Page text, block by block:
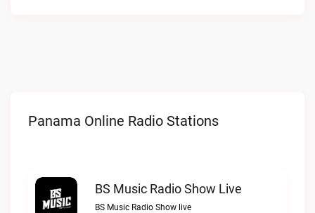
Panama Online Radio Stations
BS Music Radio Show Live
BS Music Radio Show live